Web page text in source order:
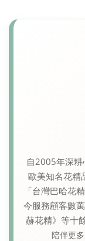
自2005年深
歐美知名花精
「台灣巴哈花
今服務顧客數
赫花精》等十
陪伴更